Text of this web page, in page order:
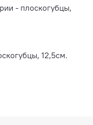
- плоскогубцы,
12,5см.